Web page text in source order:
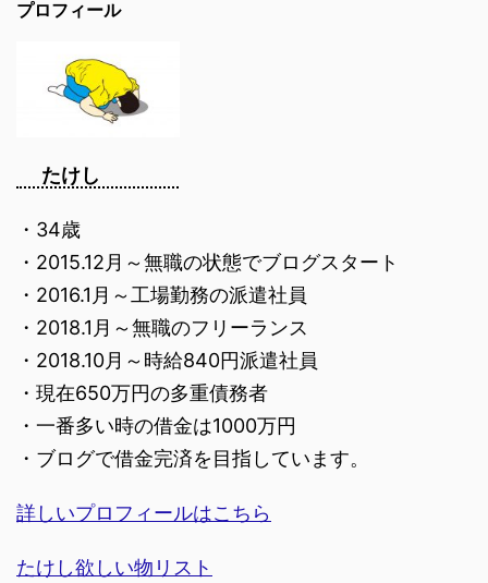
プロフィール
たけし
・34歳
・2015.12月～無職の状態でブログスタート
・2016.1月～工場勤務の派遣社員
・2018.1月～無職のフリーランス
・2018.10月～時給840円派遣社員
・現在650万円の多重債務者
・一番多い時の借金は1000万円
・ブログで借金完済を目指しています。
詳しいプロフィールはこちら
たけし欲しい物リスト